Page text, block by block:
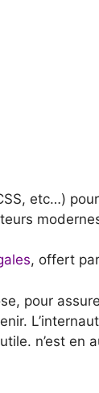
etc…)
, offert par
pour
n’est en